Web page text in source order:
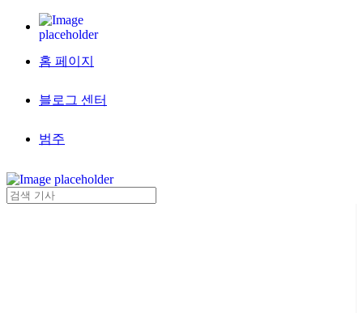
홈 페이지
블로그 센터
범주